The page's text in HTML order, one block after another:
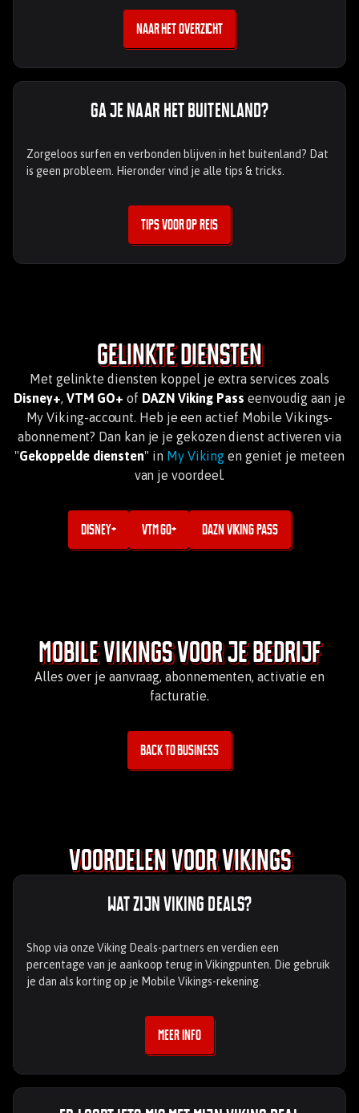
Naar het overzicht
Ga je naar het buitenland?
Zorgeloos surfen en verbonden blijven in het buitenland? Dat
is geen probleem. Hieronder vind je alle tips & tricks.
Tips voor op reis
Gelinkte diensten
Met gelinkte diensten koppel je extra services zoals
Disney+, VTM GO+of DAZN Viking Pass eenvoudig aan je
My Viking-account. Heb je een actief Mobile Vikings-
abonnement? Dan kan je je gekozen dienst activeren via
"Gekoppelde diensten" in My Viking en geniet je meteen
van je voordeel.
Disney+ VTM Go+ DAZN Viking Pass
Mobile Vikings voor je bedrijf
Alles over je aanvraag, abonnementen, activatie en
facturatie.
Back to business
Voordelen voor Vikings
Wat zijn Viking Deals?
Shop via onze Viking Deals-partners en verdien een
percentage van je aankoop terug in Vikingpunten. Die gebruik
je dan als korting op je Mobile Vikings-rekening.
Meer info